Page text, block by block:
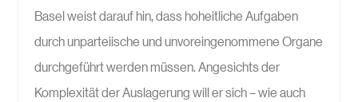
Basel weist darauf hin, dass hoheitliche Aufgaben
durch unparteiische und unvoreingenommene Organe
durchgeführt werden müssen. Angesichts der
Komplexität der Auslagerung will er sich – wie auch